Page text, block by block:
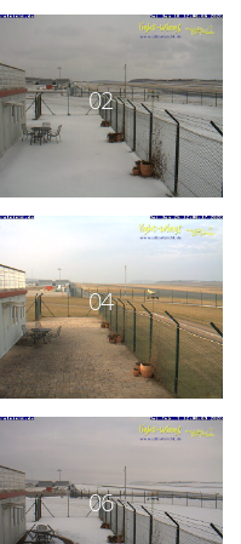
02
04
06